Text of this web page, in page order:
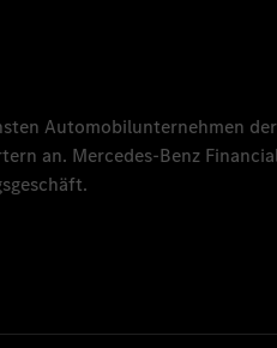
Automobilunternehmen
an. Mercedes-Benz